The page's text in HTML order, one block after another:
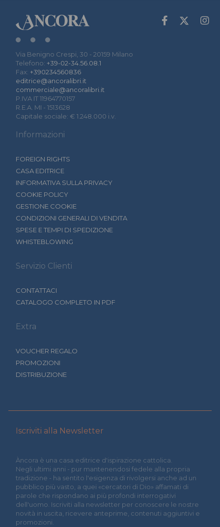
Via Benigno Crespi, 30 - 20159 Milano
Telefono: +39-02-34.56.08.1
Fax: +390234560836
editrice@ancoralibri.it
commerciale@ancoralibri.it
P.IVA IT 11964770157
R.E.A. MI - 1513628
Capitale sociale: € 1.248.000 i.v.
Informazioni
FOREIGN RIGHTS
CASA EDITRICE
INFORMATIVA SULLA PRIVACY
COOKIE POLICY
GESTIONE COOKIE
CONDIZIONI GENERALI DI VENDITA
SPESE E TEMPI DI SPEDIZIONE
WHISTEBLOWING
Servizio Clienti
CONTATTACI
CATALOGO COMPLETO IN PDF
Extra
VOUCHER REGALO
PROMOZIONI
DISTRIBUZIONE
Iscriviti alla Newsletter
Àncora è una casa editrice d'ispirazione cattolica.
Negli ultimi anni - pur mantenendosi fedele alla propria
tradizione - ha sentito l'esigenza di rivolgersi anche ad un
pubblico più vasto, a quei «cercatori di Dio» affamati di
parole che rispondano ai più profondi interrogativi
dell'uomo. Iscriviti alla newsletter per conoscere le nostre
novità in uscita, ricevere anteprime, contenuti aggiuntivi e
promozioni.